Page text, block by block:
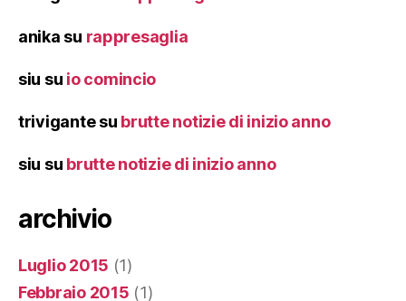
anika su rappresaglia
siu su io comincio
trivigantesu brutte notizie di inizio anno
siu su brutte notizie di inizio anno
archivio
Luglio 2015 (1)
Febbraio 2015 (1)